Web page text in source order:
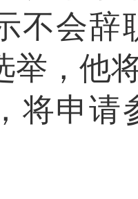
不会辞
举，他
将申请